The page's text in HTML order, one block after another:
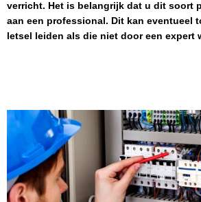
verricht. Het is belangrijk dat u dit soort
aan een professional. Dit kan eventueel
letsel leiden als die niet door een expert